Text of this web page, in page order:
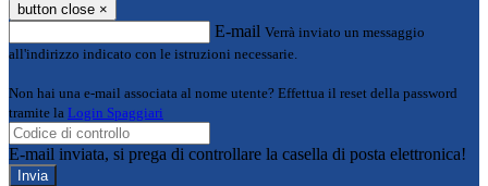
button close ×
E-mail Verrà inviato un messaggio
all'indirizzo indicato con le istruzioni necessarie.
Non hai una e-mail associata al nome utente? Effettua il reset della password
tramite la Login Spaggiari
E-mail inviata, si prega di controllare la casella di posta elettronica!